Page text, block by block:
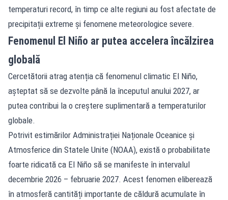
temperaturi record, în timp ce alte regiuni au fost afectate de
precipitații extreme și fenomene meteorologice severe.
Fenomenul El Niño ar putea accelera încălzirea
globală
Cercetătorii atrag atenția că fenomenul climatic El Niño,
așteptat să se dezvolte până la începutul anului 2027, ar
putea contribui la o creștere suplimentară a temperaturilor
globale.
Potrivit estimărilor Administrației Naționale Oceanice și
Atmosferice din Statele Unite (NOAA), există o probabilitate
foarte ridicată ca El Niño să se manifeste în intervalul
decembrie 2026 – februarie 2027. Acest fenomen eliberează
în atmosferă cantități importante de căldură acumulate în